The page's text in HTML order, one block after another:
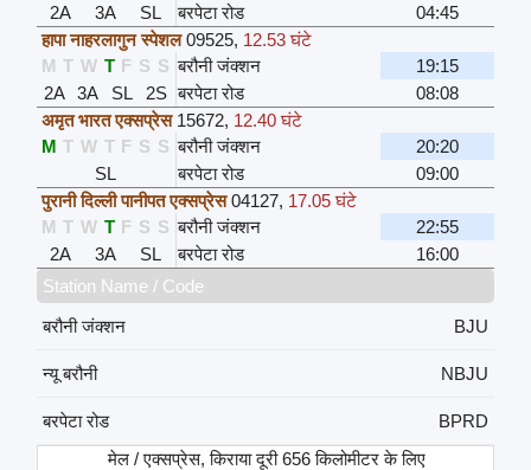
2A
3A SL बरपेटा रोड
04:45
हापा नाहरलागुन स्पेशल 09525, 12.53 घंटे
M T W T F S S बरौनी जंक्शन
19:15
2A
3A SL 2S बरपेटा रोड
08:08
अमृत भारत एक्सप्रेस 15672, 12.40 घंटे
M T W T F S S बरौनी जंक्शन
20:20
SL
बरपेटा रोड
09:00
पुरानी दिल्ली पानीपत एक्सप्रेस 04127, 17.05 घंटे
M T W T F S S बरौनी जंक्शन
22:55
2A
3A SL बरपेटा रोड
16:00
Station Name / Code
बरौनी जंक्शन
BJU
न्यू बरौनी NBJU
बरपेटा रोड
BPRD
मेल / एक्सप्रेस, किराया दूरी 656 किलोमीटर के लिए